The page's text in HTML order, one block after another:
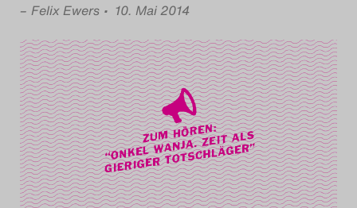
Das Theatertreffen-Blog
2022
Das Theatertreffen-Blog
2023
Das Theatertreffen-Blog
2024
– Felix Ewers • 10. Mai 2014